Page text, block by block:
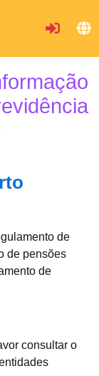
de
de pensões
de
consultar o